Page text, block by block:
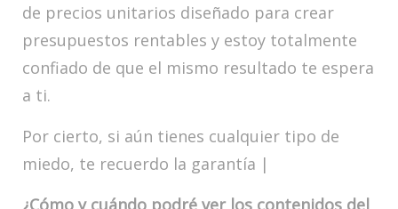
de precios unitarios diseñado para crear
presupuestos rentables y estoy totalmente
confiado de que el mismo resultado te espera
a ti.
Por cierto, si aún tienes cualquier tipo de
miedo, te recuerdo la garantía |
¿Cómo y cuándo podré ver los contenidos del